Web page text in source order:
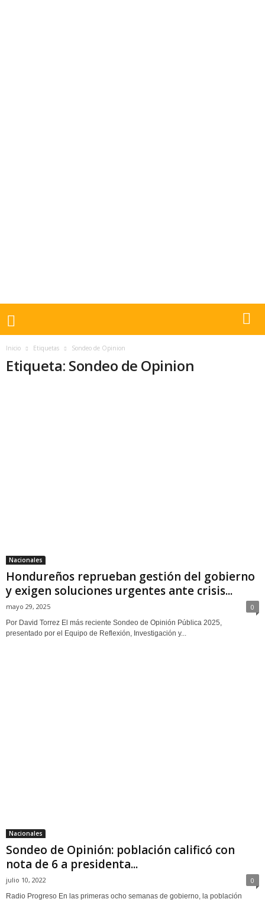
Inicio Etiquetas Sondeo de Opinion
Etiqueta: Sondeo de Opinion
Nacionales
Hondureños reprueban gestión del gobierno
y exigen soluciones urgentes ante crisis...
mayo 29, 2025 0
Por David Torrez El más reciente Sondeo de Opinión Pública 2025,
presentado por el Equipo de Reflexión, Investigación y...
Nacionales
Sondeo de Opinión: población calificó con
nota de 6 a presidenta...
julio 10, 2022 0
Radio Progreso En las primeras ocho semanas de gobierno, la población